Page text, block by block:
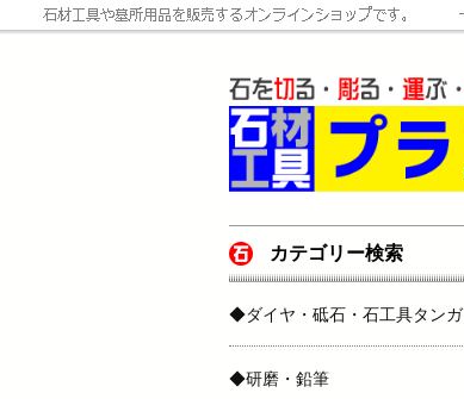
カテゴリー検索
◆ダイヤ・砥石・石工具タンガ
◆研磨・鉛筆